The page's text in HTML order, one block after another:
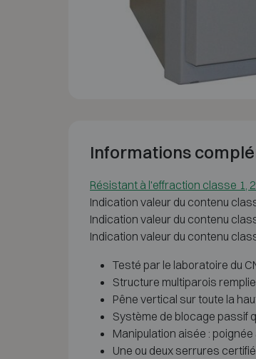
Informations
Résistant à l'effraction classe 1,
Indication valeur du contenu
Indication valeur du contenu
Indication valeur du contenu
Testé par le laboratoire du
Structure multiparois
Pêne vertical sur toute la
Système de blocage passif
Manipulation aisée :
Une ou deux serrures